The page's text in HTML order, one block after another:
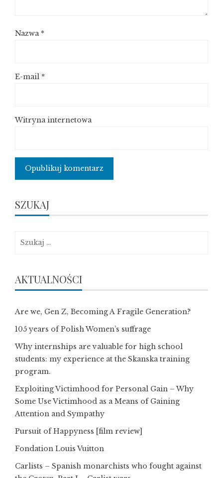
Nazwa *
E-mail *
Witryna internetowa
SZUKAJ
AKTUALNOŚCI
Are we, Gen Z, Becoming A Fragile Generation?
105 years of Polish Women’s suffrage
Why internships are valuable for high school
students: my experience at the Skanska training
program.
Exploiting Victimhood for Personal Gain – Why
Some Use Victimhood as a Means of Gaining
Attention and Sympathy
Pursuit of Happyness [film review]
Fondation Louis Vuitton
Carlists – Spanish monarchists who fought against